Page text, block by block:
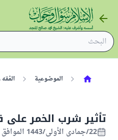
الموضوعية
تأثير شرب الخمر على
22/جمادى الأولى/1443 الموافق 26/ديسمبر/2021